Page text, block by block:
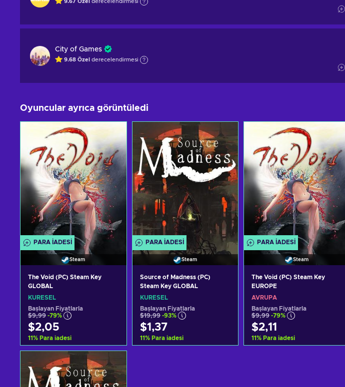
9.67 Özel derecelendirmesi
City of Games
9.68 Özel derecelendirmesi
Oyuncular ayrıca görüntüledi
PARA IADESI
Steam
The Void (PC) Steam Key
GLOBAL
KÜRESEL
Başlayan Fiyatlarla
$9,99 -79%
$2,05
11% Para iadesi
Sepete ekle
Teklifleri görüntüle
PARA IADESI
Steam
Source of Madness (PC)
Steam Key GLOBAL
KÜRESEL
Başlayan Fiyatlarla
$19,99 -93%
$1,37
11% Para iadesi
PARA IADESI
Steam
The Void (PC) Steam Key
EUROPE
AVRUPA
Başlayan Fiyatlarla
$9,99 -79%
$2,11
11% Para iadesi